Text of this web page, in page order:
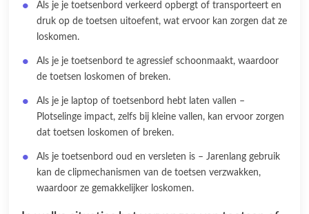
Als je je toetsenbord verkeerd opbergt of transporteert en
druk op de toetsen uitoefent, wat ervoor kan zorgen dat ze
loskomen.
Als je je toetsenbord te agressief schoonmaakt, waardoor
de toetsen loskomen of breken.
Als je je laptop of toetsenbord hebt laten vallen –
Plotselinge impact, zelfs bij kleine vallen, kan ervoor zorgen
dat toetsen loskomen of breken.
Als je toetsenbord oud en versleten is – Jarenlang gebruik
kan de clipmechanismen van de toetsen verzwakken,
waardoor ze gemakkelijker loskomen.